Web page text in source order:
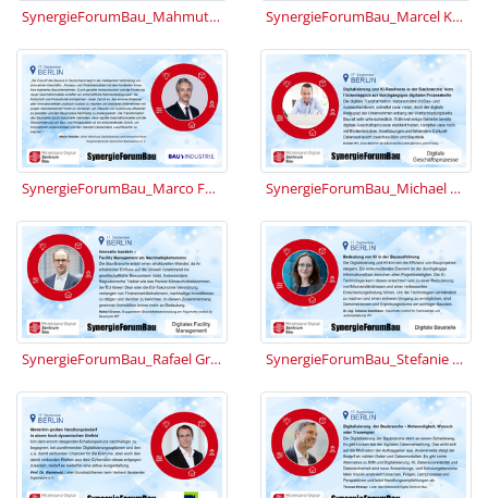
SynergieForumBau_Mahmut Tümkaya.jpg SynergieForumBau_Marcel Kaupmann.JPG
SynergieForumBau_Marco Felscher.jpg SynergieForumBau_Michael Heil.JPG
SynergieForumBau_Rafael Gramm.jpg SynergieForumBau_Stefanie Samtleben.jpg